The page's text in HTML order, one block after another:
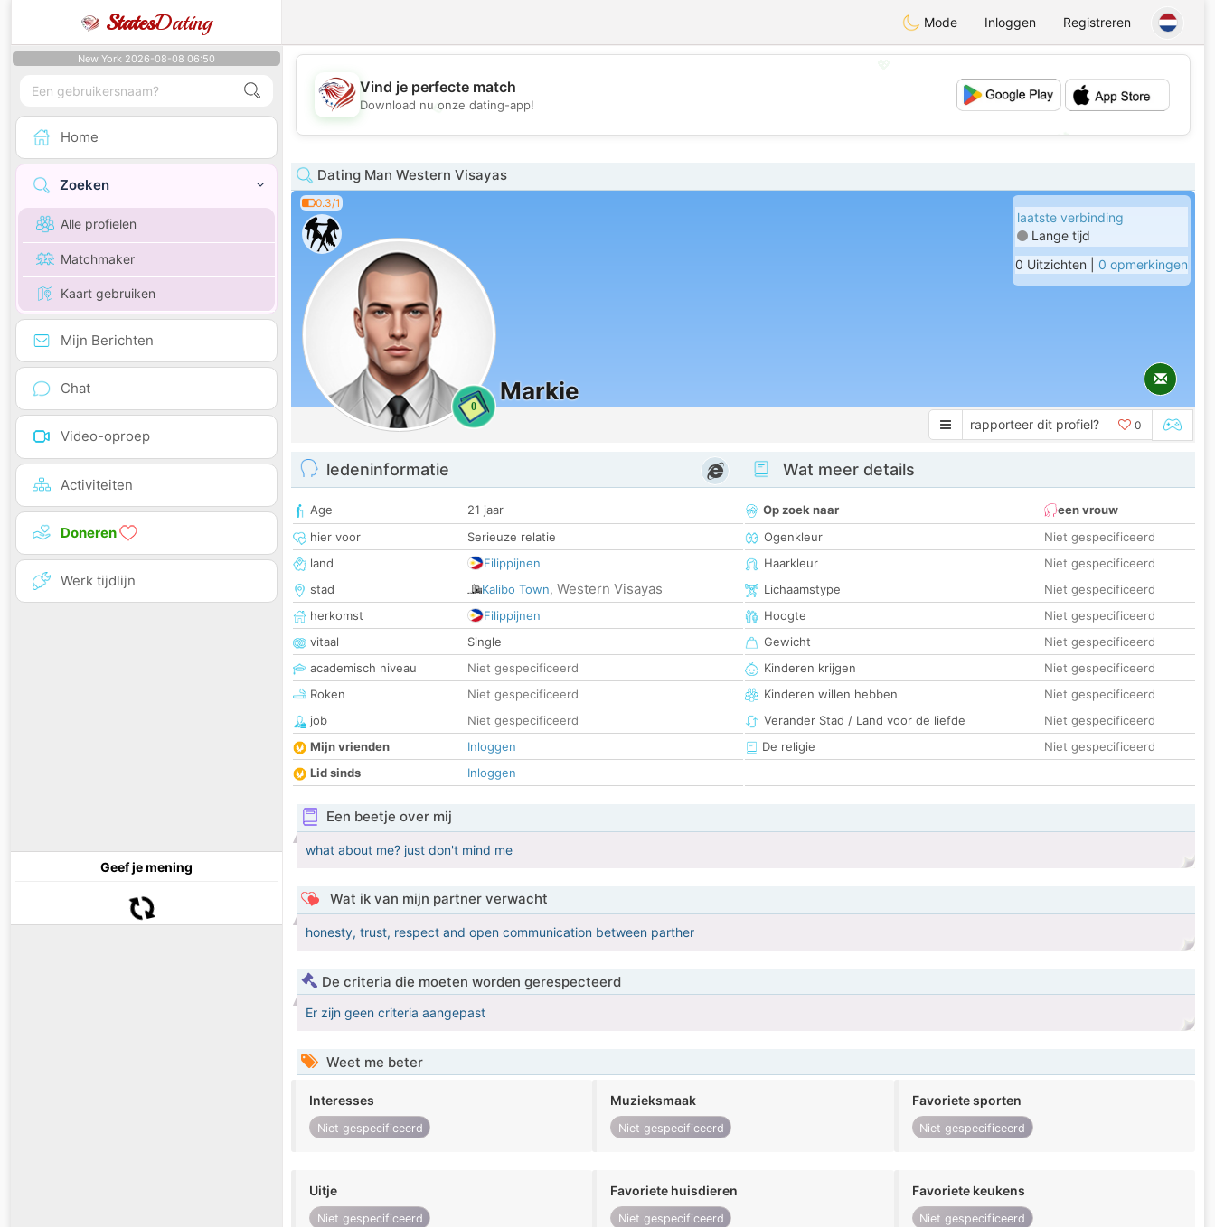
StatesDating Mode Inloggen Registreren
New York 2026-08-08 06:50
Home
Zoeken
Alle profielen
Matchmaker
Kaart gebruiken
Mijn Berichten
Chat
Video-oproep
Activiteiten
Doneren
Werk tijdlijn
Geef je mening
💖
💕
Vind je perfecte match
Download nu onze dating-app!
Dating Man Western Visayas
0.3/1
0
Markie
laatste verbinding
Lange tijd
0 Uitzichten | 0 opmerkingen
rapporteer dit profiel? 0
ledeninformatie
Age
21 jaar
hier voor
Serieuze relatie
land
Filippijnen
stad
Kalibo Town, Western Visayas
herkomst
Filippijnen
vitaal
Single
academisch niveau
Niet gespecificeerd
Roken
Niet gespecificeerd
job
Niet gespecificeerd
Mijn vrienden
Inloggen
Lid sinds
Inloggen
Wat meer details
Op zoek naar
een vrouw
Ogenkleur
Niet gespecificeerd
Haarkleur
Niet gespecificeerd
Lichaamstype
Niet gespecificeerd
Hoogte
Niet gespecificeerd
Gewicht
Niet gespecificeerd
Kinderen krijgen
Niet gespecificeerd
Kinderen willen hebben
Niet gespecificeerd
Verander Stad / Land voor de liefde
Niet gespecificeerd
De religie
Niet gespecificeerd
Een beetje over mij
what about me? just don't mind me
Wat ik van mijn partner verwacht
honesty, trust, respect and open communication between parther
De criteria die moeten worden gerespecteerd
Er zijn geen criteria aangepast
Weet me beter
Interesses
Niet gespecificeerd
Muzieksmaak
Niet gespecificeerd
Favoriete sporten
Niet gespecificeerd
Uitje
Niet gespecificeerd
Favoriete huisdieren
Niet gespecificeerd
Favoriete keukens
Niet gespecificeerd